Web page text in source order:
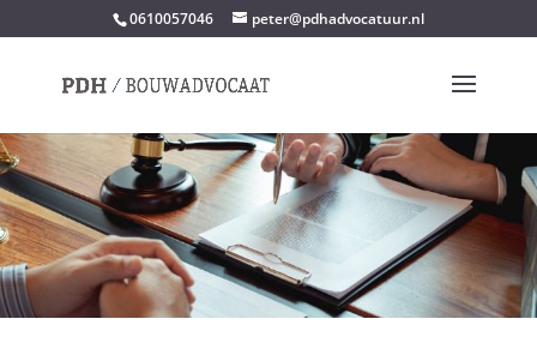
0610057046 peter@pdhadvocatuur.nl